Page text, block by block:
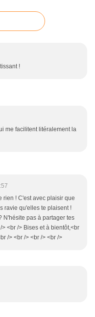
!
me facilitent litéralement la
rien ! C'est avec plaisir que
ravie qu'elles te plaisent !
N'hésite pas à partager tes
<br /> Bises et à bientôt,<br
/> <br /> <br /> <br />